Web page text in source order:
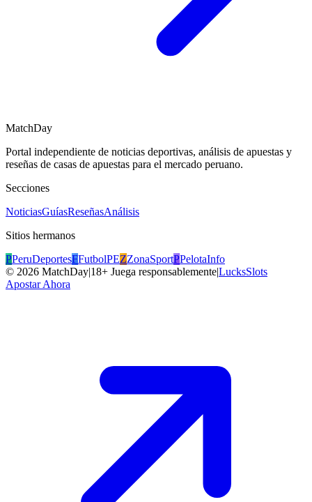
MatchDay
Portal independiente de noticias deportivas, análisis de apuestas y
reseñas de casas de apuestas para el mercado peruano.
Secciones
NoticiasGuíasReseñasAnálisis
Sitios hermanos
PPeruDeportesFFutbolPEZZonaSportPPelotaInfo
© 2026 MatchDay|18+ Juega responsablemente|LucksSlots
Apostar Ahora